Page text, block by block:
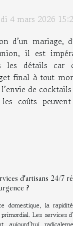
4 mars 2026
d’un mariage,
il est
les détails car
final à tout
de
coûts
d'artisans 24/7
?
domestique, la
Les services